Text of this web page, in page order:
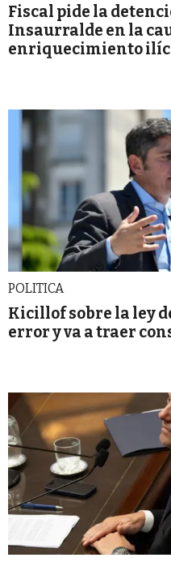
Fiscal pide la
Insaurralde en la
enriquecimiento
POLITICA
Kicillof sobre la ley
error y va a traer